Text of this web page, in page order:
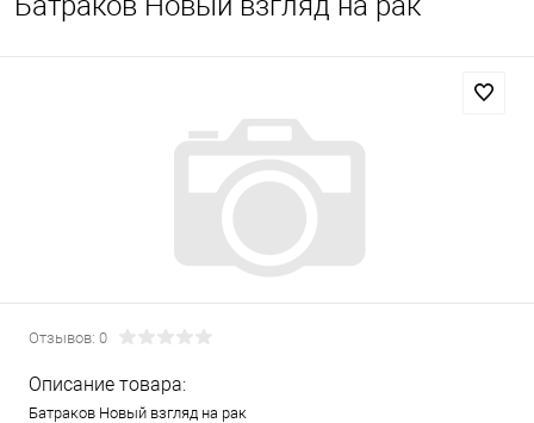
Отзывов: 0
Описание товара:
Батраков Новый взгляд на рак